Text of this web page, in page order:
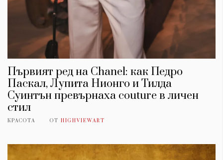
Първият ред на Chanel: как Педро
Паскал, Лупита Нионго и Тилда
Суинтън превърнаха couture в личен
стил
КРАСОТА ОТ HIGHVIEWART